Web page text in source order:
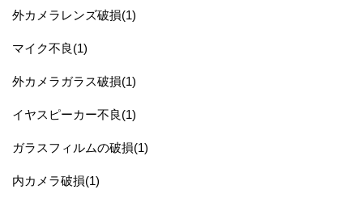
外カメラレンズ破損(1)
マイク不良(1)
外カメラガラス破損(1)
イヤスピーカー不良(1)
ガラスフィルムの破損(1)
内カメラ破損(1)